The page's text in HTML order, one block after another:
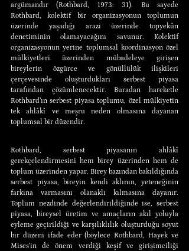
argümandır (Rothbard, 1973: 31). Bu sayede
Rothbard, kolektif bir organizasyonun toplumun
üzerinde yaşadığı arazi üzerinde topyekûn
denetiminin olamayacağını savunur. Kolektif
organizasyonun yerine toplumsal koordinasyon özel
mülkiyetleri üzerinden mübadeleye girişen
bireylerin özgürce ve gönüllülük ilişkileri
çerçevesinde oluşturdukları serbest piyasa
tarafından çözümlenecektir. Buradan hareketle
Rothbard’ın serbest piyasa toplumu, özel mülkiyetin
tek ahlâkî ve meşru neden olmasına dayanan
toplumsal bir düzendir.
Rothbard, serbest piyasanın ahlâkî
gerekçelendirmesini hem birey üzerinden hem de
toplum üzerinden yapar. Birey bazından bakıldığında
serbest piyasa, bireyin kendi aklının, yeteneğinin
farkına varmasını olanaklı kılmasına dayanır.
Toplum nezdinde değerlendirildiğinde ise, serbest
piyasa, bireysel üretim ve amaçların akıl yoluyla
eyleme geçirildiği ve karşılıklılık oluşturduğu soyut
bir düzeni ifade eder (böylece Rothbard, Hayek ve
Mises’in de önem verdiği keşif ve girişimciliği